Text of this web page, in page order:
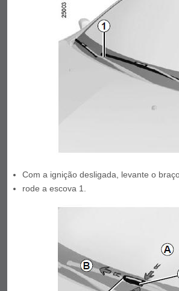
Com a ignição desligada, levante o
rode a escova 1.